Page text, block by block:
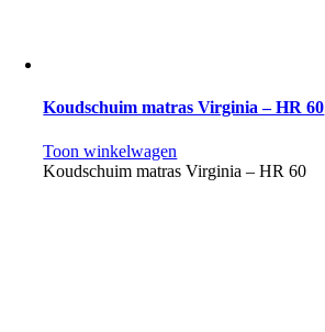
Koudschuim matras Virginia – HR 60
Toon winkelwagen
Koudschuim matras Virginia – HR 60